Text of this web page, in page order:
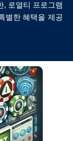
, 로열티 프로그램
별한 혜택을 제공